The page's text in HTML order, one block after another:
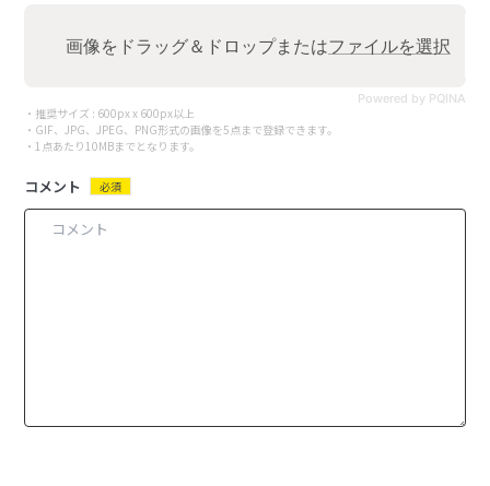
Powered by PQINA
画像をドラッグ＆ドロップまたはファイルを選択
・推奨サイズ : 600px x 600px以上
・GIF、JPG、JPEG、PNG形式の画像を5点まで登録できます。
・1点あたり10MBまでとなります。
コメント 必須